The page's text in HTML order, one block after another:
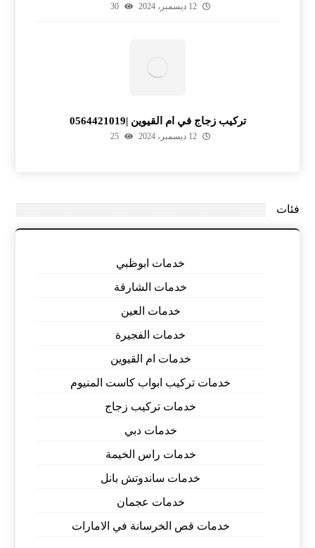
12 ديسمبر، 2024 30
تركيب زجاج في ام القيوين |0564421019
12 ديسمبر، 2024 25
فئات
خدمات ابوظبي
خدمات الشارقة
خدمات العين
خدمات الفجيرة
خدمات ام القيوين
خدمات تركيب ابواب كاست المنيوم
خدمات تركيب زجاج
خدمات دبي
خدمات راس الخيمة
خدمات ساندوتش بانل
خدمات عجمان
خدمات قص الخرسانة في الامارات